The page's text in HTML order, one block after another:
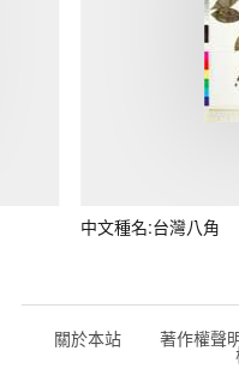
中文種名:台灣八角
關於本站 著作權聲